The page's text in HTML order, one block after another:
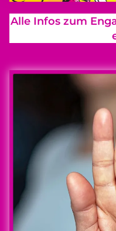
Alle Infos zum